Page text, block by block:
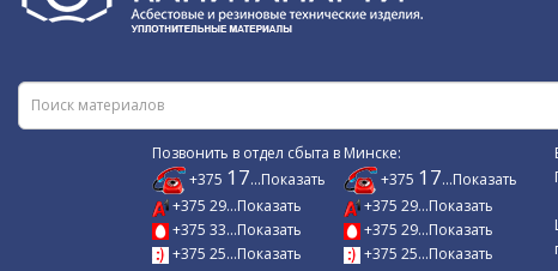
Позвонить в отдел сбыта в Минске:
+375 17...Показать
+375 29...Показать
+375 33...Показать
+375 25...Показать
+375 17...Показать
+375 29...Показать
+375 29...Показать
+375 25...Показать